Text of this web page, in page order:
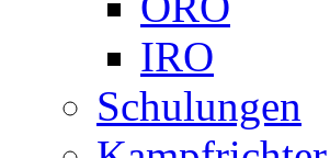
IRO
Schulungen